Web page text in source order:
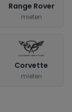
Range Rover
mieten
Corvette
mieten